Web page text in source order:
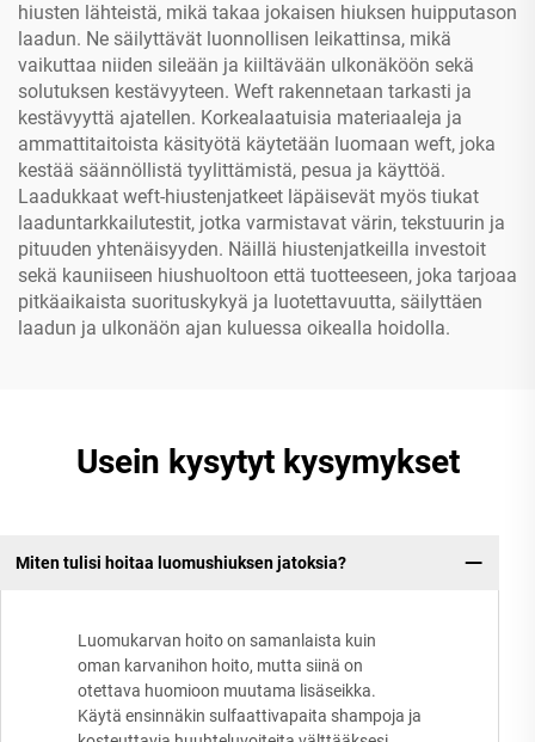
hiusten lähteistä, mikä takaa jokaisen hiuksen huipputason
laadun. Ne säilyttävät luonnollisen leikattinsa, mikä
vaikuttaa niiden sileään ja kiiltävään ulkonäköön sekä
solutuksen kestävyyteen. Weft rakennetaan tarkasti ja
kestävyyttä ajatellen. Korkealaatuisia materiaaleja ja
ammattitaitoista käsityötä käytetään luomaan weft, joka
kestää säännöllistä tyylittämistä, pesua ja käyttöä.
Laadukkaat weft-hiustenjatkeet läpäisevät myös tiukat
laaduntarkkailutestit, jotka varmistavat värin, tekstuurin ja
pituuden yhtenäisyyden. Näillä hiustenjatkeilla investoit
sekä kauniiseen hiushuoltoon että tuotteeseen, joka tarjoaa
pitkäaikaista suorituskykyä ja luotettavuutta, säilyttäen
laadun ja ulkonäön ajan kuluessa oikealla hoidolla.
Usein kysytyt kysymykset
Miten tulisi hoitaa luomushiuksen jatoksia?
Luomukarvan hoito on samanlaista kuin
oman karvanihon hoito, mutta siinä on
otettava huomioon muutama lisäseikka.
Käytä ensinnäkin sulfaattivapaita shampoja ja